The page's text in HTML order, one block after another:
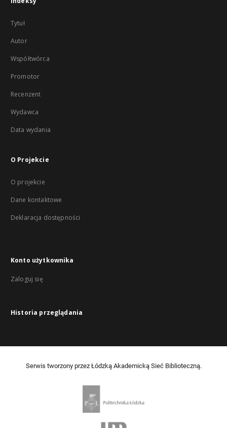
Tytuł
Autor
Współtwórca
Promotor
Recenzent
Wydawca
Data wydania
O Projekcie
O projekcie
Dane kontaktowe
Deklaracja dostępności
Konto użytkownika
Zaloguj się
Historia przeglądania
Serwis tworzony przez Łódzką Akademicką Sieć Biblioteczną.